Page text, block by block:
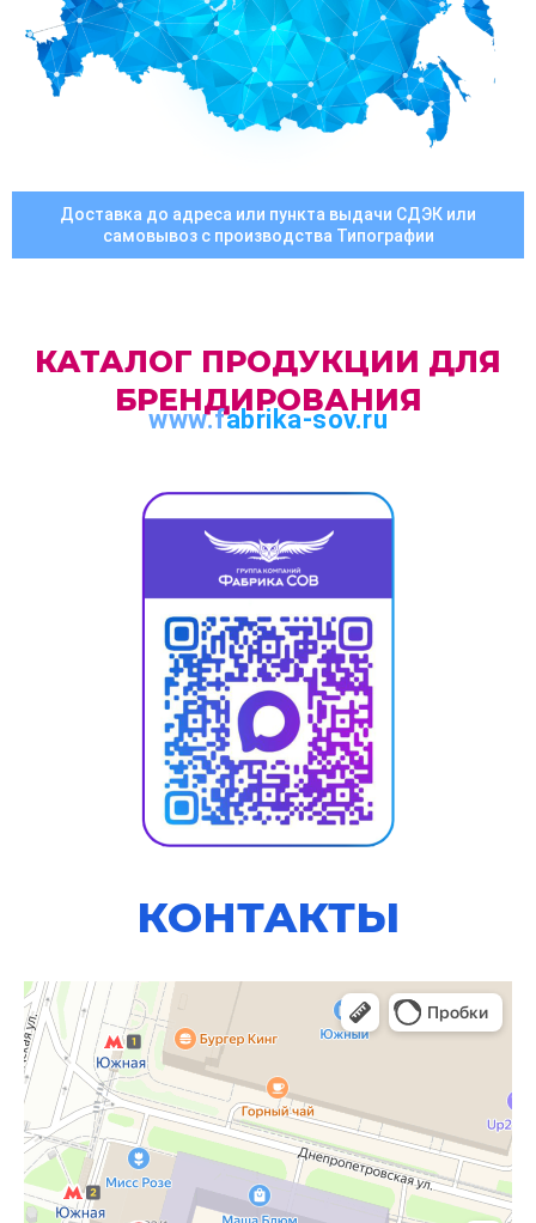
Доставка до адреса или пункта выдачи СДЭК или
самовывоз с производства Типографии
КАТАЛОГ ПРОДУКЦИИ ДЛЯ
БРЕНДИРОВАНИЯ
www.fabrika-sov.ru
КОНТАКТЫ